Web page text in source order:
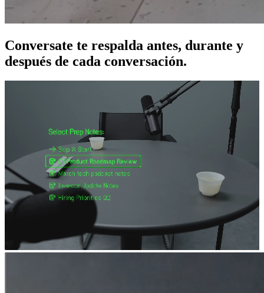
Conversate te respalda antes, durante y
después de cada conversación.